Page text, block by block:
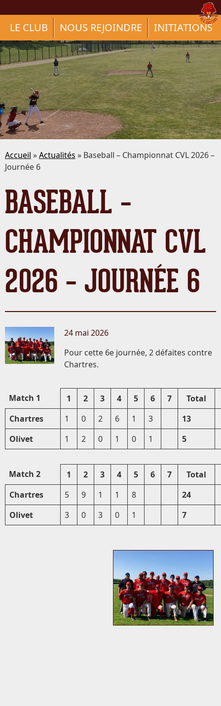
LE CLUB NOUS REJOINDRE INITIATIONS
Accueil »Actualités » Baseball – Championnat CVL 2026 –
Journée 6
BASEBALL –
CHAMPIONNAT CVL
2026 – JOURNÉE 6
24 mai 2026
Pour cette 6e journée, 2 défaites contre
Chartres.
Match 1 1 2 3 4 5 6 7
Total
Chartres
1 0 2 6 1 3
13
Olivet
1 2 0 1 0 1 5
Match 2 1 2 3 4 5 6 7
Total
Chartres
5 9 1 1 8
24
Olivet
3 0 3 0 1 7